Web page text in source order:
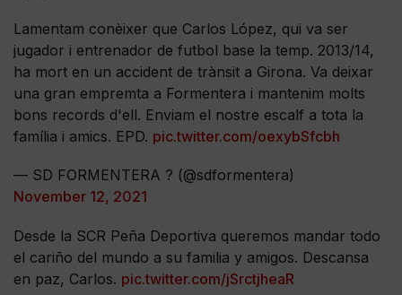
Lamentam conèixer que Carlos López, qui va ser
jugador i entrenador de futbol base la temp. 2013/14,
ha mort en un accident de trànsit a Girona. Va deixar
una gran empremta a Formentera i mantenim molts
bons records d'ell. Enviam el nostre escalf a tota la
família i amics. EPD. pic.twitter.com/oexybSfcbh
— SD FORMENTERA ? (@sdformentera)
November 12, 2021
Desde la SCR Peña Deportiva queremos mandar todo
el cariño del mundo a su familia y amigos. Descansa
en paz, Carlos. pic.twitter.com/jSrctjheaR